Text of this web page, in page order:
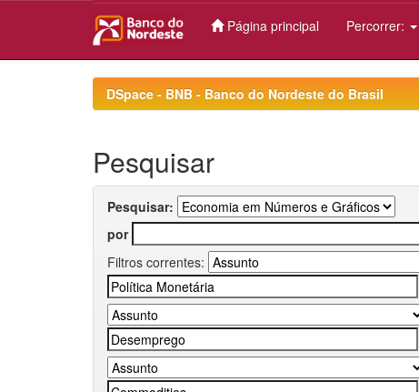
Página principal Percorrer:
DSpace - BNB - Banco do Nordeste do Brasil
Pesquisar
Pesquisar:
por
Filtros correntes: